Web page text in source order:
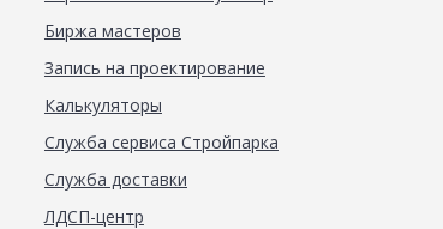
Биржа мастеров
Запись на проектирование
Калькуляторы
Служба сервиса Стройпарка
Служба доставки
ЛДСП-центр